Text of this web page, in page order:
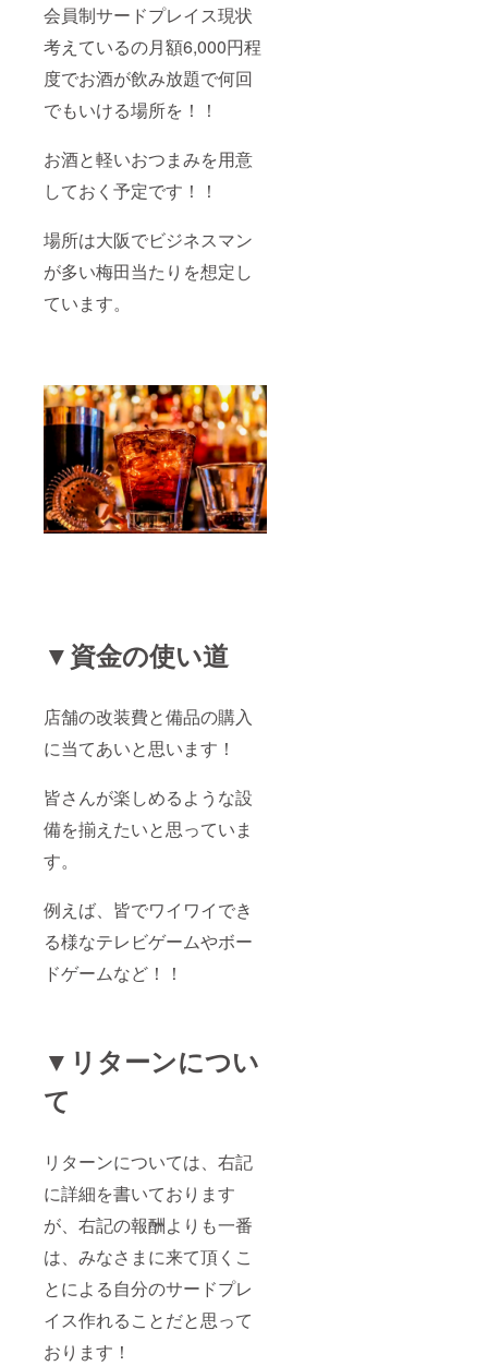
会員制サードプレイス現状
考えているの月額6,000円程
度でお酒が飲み放題で何回
でもいける場所を！！
お酒と軽いおつまみを用意
しておく予定です！！
場所は大阪でビジネスマン
が多い梅田当たりを想定し
ています。
▼資金の使い道
店舗の改装費と備品の購入
に当てあいと思います！
皆さんが楽しめるような設
備を揃えたいと思っていま
す。
例えば、皆でワイワイでき
る様なテレビゲームやボー
ドゲームなど！！
▼リターンについ
て
リターンについては、右記
に詳細を書いております
が、右記の報酬よりも一番
は、みなさまに来て頂くこ
とによる自分のサードプレ
イス作れることだと思って
おります！